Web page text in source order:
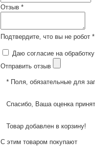
Отзыв *
Подтвердите, что вы не робот *
Даю согласие на
Отправить отзыв
* Поля, обязательные для
Спасибо, Ваша оценка
Товар добавлен в корзину!
С этим товаром покупают